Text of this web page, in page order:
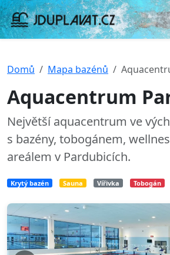
Domů Mapa bazénů
Aquacentrum
Největší aquacentrum ve
s bazény, tobogánem,
areálem v Pardubicích.
Krytý bazén Sauna Vířivka Tobogán